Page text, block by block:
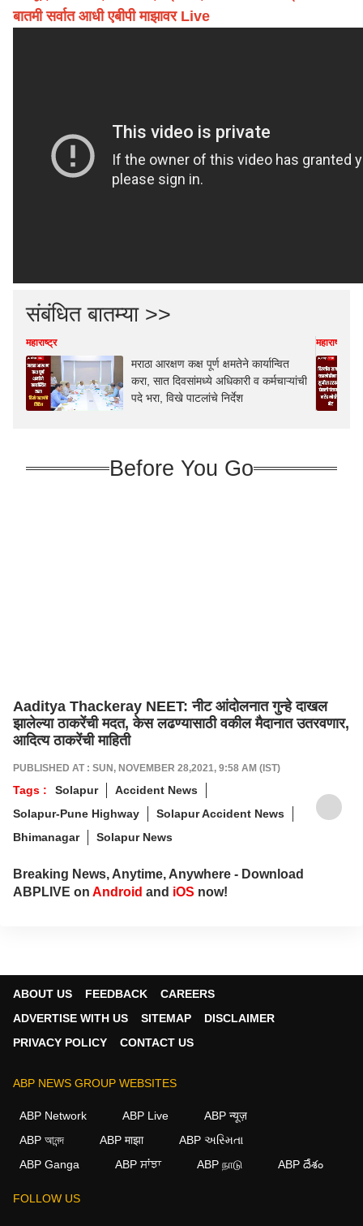
बातमी सर्वात आधी एबीपी माझावर Live
संबंधित बातम्या >>
महाराष्ट्र
मराठा आरक्षण कक्ष पूर्ण क्षमतेने कार्यान्वित
करा, सात दिवसांमध्ये अधिकारी व कर्मचाऱ्यांची
पदे भरा, विखे पाटलांचे निर्देश
महाराष्ट्र
Before You Go
Aaditya Thackeray NEET: नीट आंदोलनात गुन्हे दाखल
झालेल्या ठाकरेंची मदत, केस लढण्यासाठी वकील मैदानात उतरवणार,
आदित्य ठाकरेंची माहिती
PUBLISHED AT : SUN, NOVEMBER 28,2021, 9:58 AM (IST)
Tags : Solapur
Accident News
Solapur-Pune Highway
Solapur Accident News
Bhimanagar
Solapur News
Breaking News, Anytime, Anywhere - Download
ABPLIVE on Android and iOS now!
ABOUT US FEEDBACK
CAREERS
ADVERTISE WITH US
SITEMAP
DISCLAIMER
PRIVACY POLICY
CONTACT US
ABP NEWS GROUP WEBSITES
ABP Network ABP Live
ABP न्यूज़
ABP আনন্দ
ABP माझा
ABP અસ્મિતા
ABP Ganga
ABP ਸਾਂਝਾ ABP நாடு ABP దేశం
FOLLOW US